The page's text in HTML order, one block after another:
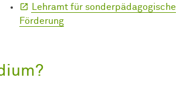
Lehramt für sonderpädagogische
Förderung